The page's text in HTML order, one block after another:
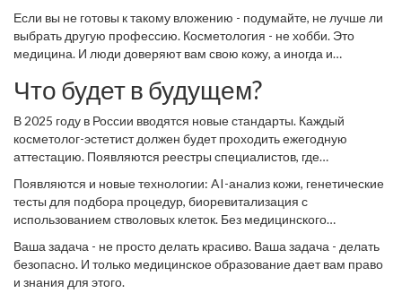
Если вы не готовы к такому вложению - подумайте, не лучше ли
выбрать другую профессию. Косметология - не хобби. Это
медицина. И люди доверяют вам свою кожу, а иногда и
Что будет в будущем?
В 2025 году в России вводятся новые стандарты. Каждый
косметолог-эстетист должен будет проходить ежегодную
аттестацию. Появляются реестры специалистов, где
Клиники, которые нанимают «без диплома», будут
штрафоваться.
Появляются и новые технологии: AI-анализ кожи, генетические
тесты для подбора процедур, биоревитализация с
использованием стволовых клеток. Без медицинского
сможете ответить на вопросы клиентов. Вы останетесь в
прошлом.
Ваша задача - не просто делать красиво. Ваша задача - делать
безопасно. И только медицинское образование дает вам право
и знания для этого.